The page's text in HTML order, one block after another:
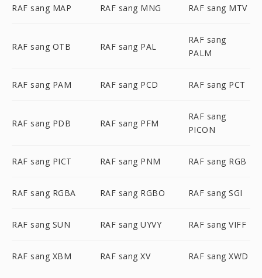
RAF sang MAP RAF sang MNG RAF sang MTV
RAF sang OTB RAF sang PAL
RAF sang
PALM
RAF sang PAM RAF sang PCD RAF sang PCT
RAF sang PDB RAF sang PFM
RAF sang
PICON
RAF sang PICT RAF sang PNM RAF sang RGB
RAF sang RGBA RAF sang RGBO RAF sang SGI
RAF sang SUN RAF sang UYVY RAF sang VIFF
RAF sang XBM RAF sang XV RAF sang XWD